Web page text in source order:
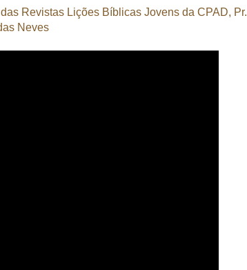
Revistas Lições Bíblicas Jovens da CPAD, Pr.
Neves